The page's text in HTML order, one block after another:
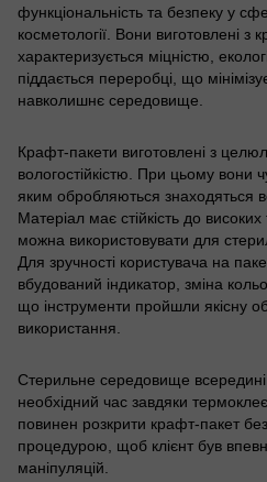
функціональність та безпеку у
косметології. Вони виготовлені з
характеризується міцністю,
піддається переробці, що
навколишнє середовище.
Крафт-пакети виготовлені з
вологостійкістю. При цьому вони
яким обробляються знаходяться
Матеріал має стійкість до
можна використовувати для
Для зручності користувача на
вбудований індикатор, зміна
що інструменти пройшли якісну
використання.
Стерильне середовище всередині
необхідний час завдяки
повинен розкрити крафт-пакет
процедурою, щоб клієнт був
маніпуляцій.